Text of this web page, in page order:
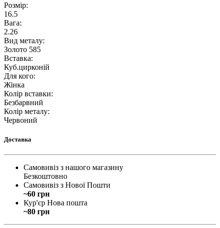
Розмір:
16.5
Вага:
2.26
Вид металу:
Золото 585
Вставка:
Куб.цирконій
Для кого:
Жінка
Колір вставки:
Безбарвний
Колір металу:
Червоний
Доставка
Самовивіз з нашого магазину
Безкоштовно
Самовивіз з Нової Пошти
~60 грн
Кур'єр Нова пошта
~80 грн